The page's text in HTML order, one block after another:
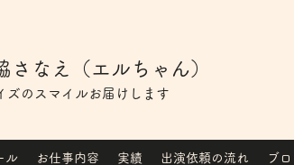
さなえ（エルちゃん）
ズのスマイルお届けします
ル お仕事内容 実績 出演依頼の流れ ブ